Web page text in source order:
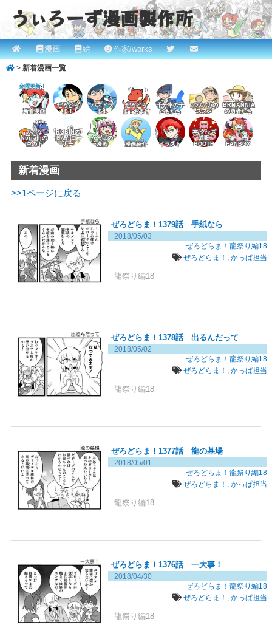
うぃろーず漫画製作所
ROBINとかっぱの漫画スタジオ！ willows.online
メ
イ
メ
イ
ン
ン
テ
へ
移
動
漫画 絵 作家/works
> 新着漫画一覧
新着漫画
金曜更新！
ぜろどら
ま！
パズドラ
ま！
ぜろどら
ま！おまけ
千分率の子
どもたち
パパバカの
ススメ
BRITANNIA
の勇者たち
みんな
Norrathの
空の下
ROBINの
まんがコー
ナー
かっぱの
漫画
漫画紹介 イラスト
本/グッズ
通販
BOOTH
FANBOX
新着漫画
>>1ページに戻る
ぜろどらま！1379話 手紙なら
2018/05/03
ぜろどらま！龍祭り編18
ぜろどらま！
,かっぱ担当
龍祭り編18
ぜろどらま！1378話 出るんだって
2018/05/02
ぜろどらま！龍祭り編18
ぜろどらま！ ,かっぱ担当
龍祭り編18
ぜろどらま！1377話 龍の墓場
2018/05/01
ぜろどらま！龍祭り編18
ぜろどらま！ ,かっぱ担当
龍祭り編18
ぜろどらま！1376話 一大事！
2018/04/30
ぜろどらま！龍祭り編18
ぜろどらま！ ,かっぱ担当
龍祭り編18